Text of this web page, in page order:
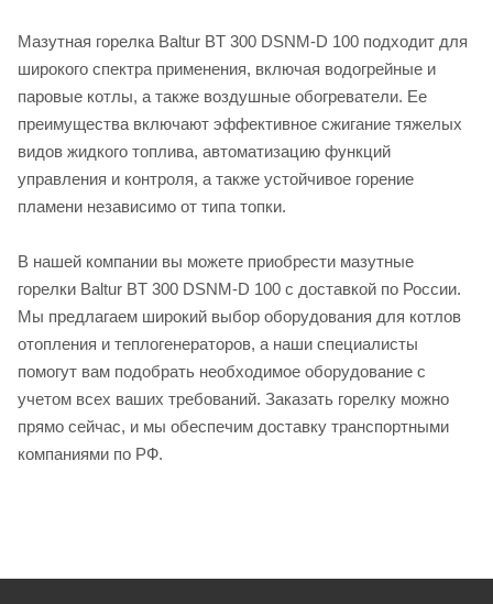
Мазутная горелка Baltur BT 300 DSNM-D 100 подходит для
широкого спектра применения, включая водогрейные и
паровые котлы, а также воздушные обогреватели. Ее
преимущества включают эффективное сжигание тяжелых
видов жидкого топлива, автоматизацию функций
управления и контроля, а также устойчивое горение
пламени независимо от типа топки.
В нашей компании вы можете приобрести мазутные
горелки Baltur BT 300 DSNM-D 100 с доставкой по России.
Мы предлагаем широкий выбор оборудования для котлов
отопления и теплогенераторов, а наши специалисты
помогут вам подобрать необходимое оборудование с
учетом всех ваших требований. Заказать горелку можно
прямо сейчас, и мы обеспечим доставку транспортными
компаниями по РФ.